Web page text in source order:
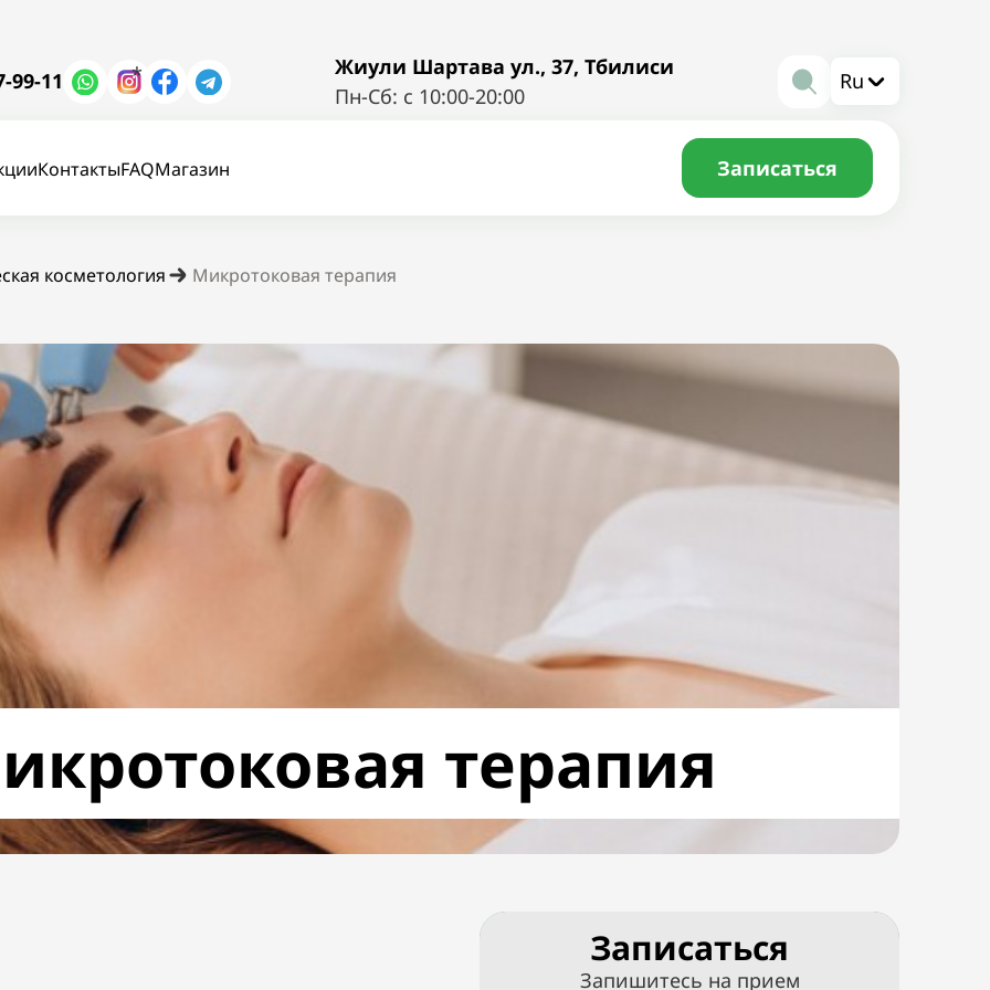
99-11 *
Жиули Шартава ул., 37, Тбилиси
Пн-Сб: с 10:00-20:00
Ru
КонтактыFAQМагазин Записаться
косметология Микротоковая терапия
терапия
Записаться
Запишитесь на прием